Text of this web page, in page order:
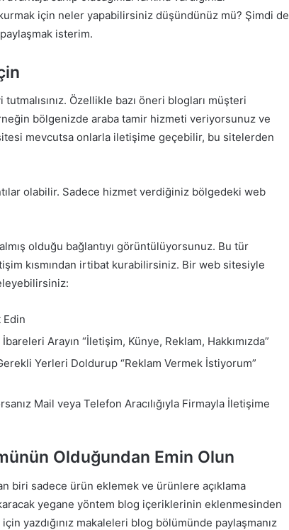
için neler yapabilirsiniz düşündünüz mü? Şimdi de
isterim.
Özellikle bazı öneri blogları müşteri
bölgenizde araba tamir hizmeti veriyorsunuz ve
mevcutsa onlarla iletişime geçebilir, bu sitelerden
olabilir. Sadece hizmet verdiğiniz bölgedeki web
olduğu bağlantıyı görüntülüyorsunuz. Bu tür
kısmından irtibat kurabilirsiniz. Bir web sitesiyle
Edin
Arayın “İletişim, Künye, Reklam, Hakkımızda”
Yerleri Doldurup “Reklam Vermek İstiyorum”
Mail veya Telefon Aracılığıyla Firmayla İletişime
Olduğundan Emin Olun
biri sadece ürün eklemek ve ürünlere açıklama
yegane yöntem blog içeriklerinin eklenmesinden
yazdığınız makaleleri blog bölümünde paylaşmanız